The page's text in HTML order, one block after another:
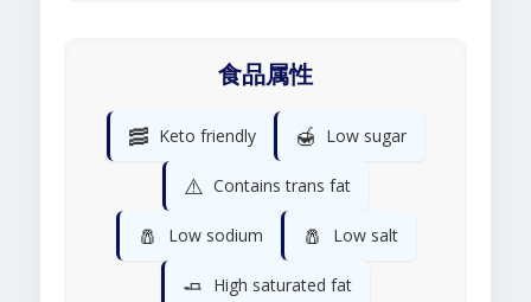
食品属性
🥓 Keto friendly 🍯 Low sugar
⚠️ Contains trans fat
🧂 Low sodium 🧂 Low salt
🧈 High saturated fat